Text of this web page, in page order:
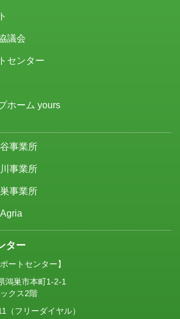
議会
センター
ホーム yours
事業所
事業所
事業所
ター
ートセンター】
鴻巣市本町1-2-1
クス2階
（フリーダイヤル）